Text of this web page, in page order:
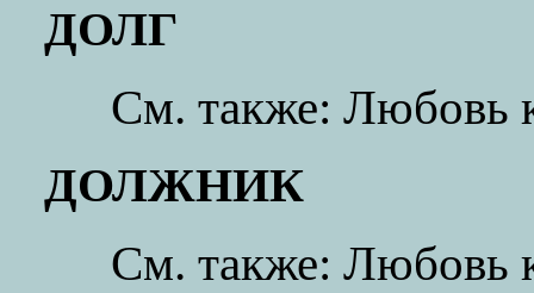
ДОЛГ
См. также:
ДОЛЖНИК
См. также: